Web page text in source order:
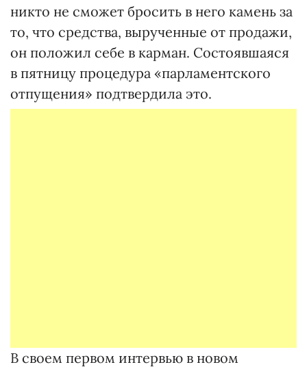
никто не сможет бросить в него камень за
то, что средства, вырученные от продажи,
он положил себе в карман. Состоявшаяся
в пятницу процедура «парламентского
отпущения» подтвердила это.
В своем первом интервью в новом